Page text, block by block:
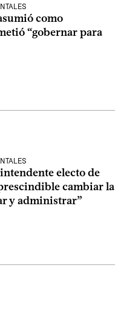
como
“gobernar para
electo de
cambiar la
y administrar”